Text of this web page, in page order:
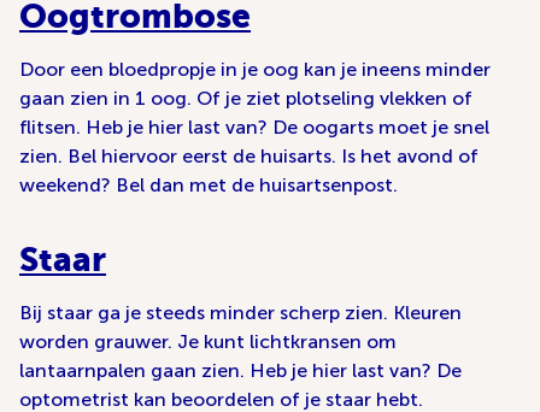
Oogtrombose
Door een bloedpropje in je oog kan je ineens minder
gaan zien in 1 oog. Of je ziet plotseling vlekken of
flitsen. Heb je hier last van? De oogarts moet je snel
zien. Bel hiervoor eerst de huisarts. Is het avond of
weekend? Bel dan met de huisartsenpost.
Staar
Bij staar ga je steeds minder scherp zien. Kleuren
worden grauwer. Je kunt lichtkransen om
lantaarnpalen gaan zien. Heb je hier last van? De
optometrist kan beoordelen of je staar hebt.